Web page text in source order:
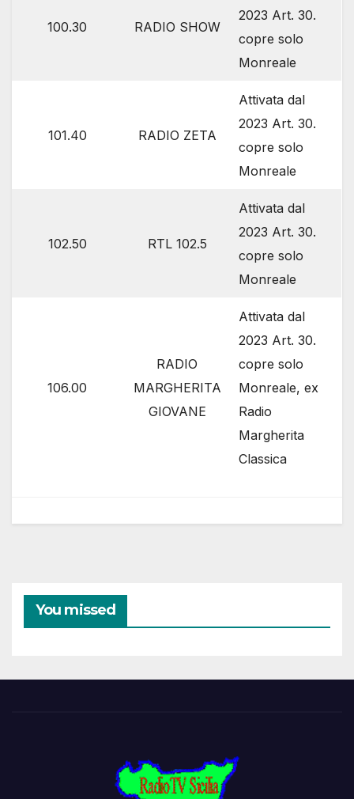
100.30 RADIO SHOW
2023 Art. 30.
copre solo
Monreale
101.40 RADIO ZETA
Attivata dal
2023 Art. 30.
copre solo
Monreale
102.50 RTL 102.5
Attivata dal
2023 Art. 30.
copre solo
Monreale
106.00
RADIO
MARGHERITA
GIOVANE
Attivata dal
2023 Art. 30.
copre solo
Monreale, ex
Radio
Margherita
Classica
You missed